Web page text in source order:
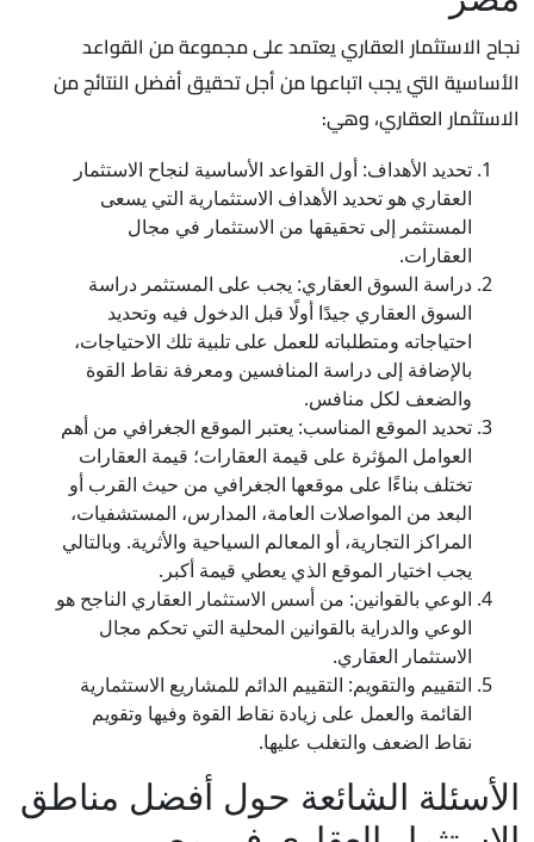
نجاح الاستثمار العقاري يعتمد على مجموعة من القواعد
الأساسية التي يجب اتباعها من أجل تحقيق أفضل النتائج من
الاستثمار العقاري، وهي:
تحديد الأهداف: أول القواعد الأساسية لنجاح الاستثمار
العقاري هو تحديد الأهداف الاستثمارية التي يسعى
المستثمر إلى تحقيقها من الاستثمار في مجال
العقارات.
دراسة السوق العقاري: يجب على المستثمر دراسة
السوق العقاري جيدًا أولًا قبل الدخول فيه وتحديد
احتياجاته ومتطلباته للعمل على تلبية تلك الاحتياجات،
بالإضافة إلى دراسة المنافسين ومعرفة نقاط القوة
والضعف لكل منافس.
تحديد الموقع المناسب: يعتبر الموقع الجغرافي من أهم
العوامل المؤثرة على قيمة العقارات؛ قيمة العقارات
تختلف بناءًا على موقعها الجغرافي من حيث القرب أو
البعد من المواصلات العامة، المدارس، المستشفيات،
المراكز التجارية، أو المعالم السياحية والأثرية. وبالتالي
يجب اختيار الموقع الذي يعطي قيمة أكبر.
الوعي بالقوانين: من أسس الاستثمار العقاري الناجح هو
الوعي والدراية بالقوانين المحلية التي تحكم مجال
الاستثمار العقاري.
التقييم والتقويم: التقييم الدائم للمشاريع الاستثمارية
القائمة والعمل على زيادة نقاط القوة وفيها وتقويم
نقاط الضعف والتغلب عليها.
الأسئلة الشائعة حول أفضل مناطق